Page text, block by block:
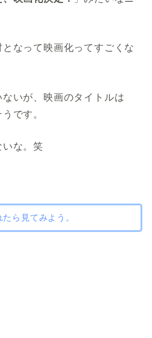
なって映画化ってすごくな
いが、映画のタイトルは
うです。
いな。笑
ら見てみよう。